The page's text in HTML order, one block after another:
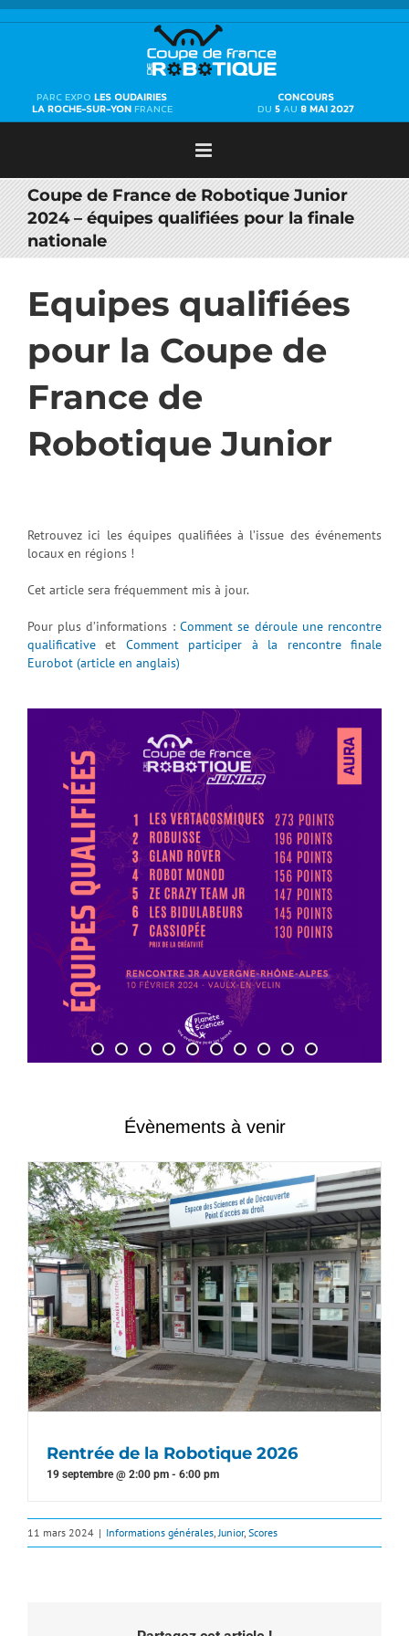
Passer
au
PARC EXPO LES OUDAIRIES
LA ROCHE-SUR-YONFRANCE
CONCOURS
DU 5AU 8 MAI 2027
Coupe de France de Robotique Junior
2024 – équipes qualifiées pour la finale
nationale
Equipes qualifiées
pour la Coupe de
France de
Robotique Junior
Retrouvez ici les équipes qualifiées à l’issue des événements
locaux en régions !
Cet article sera fréquemment mis à jour.
Pour plus d’informations : Comment se déroule une rencontre
qualificativeet Comment participer à la rencontre finale
Eurobot (article en anglais)
Évènements à venir
Rentrée de la Robotique 2026
19 septembre @ 2:00 pm- 6:00 pm
11 mars 2024 | Informations générales Junior, Scores